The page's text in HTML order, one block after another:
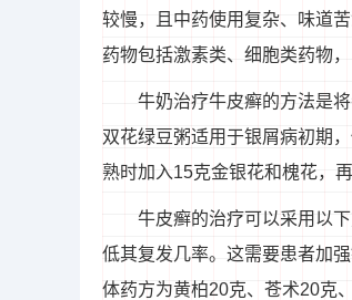
较慢，且中药使用复杂、味道
药物包括激素类、细胞类药物
牛奶治疗牛皮癣的方法是
双花绿豆粥适用于银屑病初期
熟时加入15克金银花和槐花，
牛皮癣的治疗可以采用以
低其复发几率。这需要患者加
体药方为黄柏20克、苍术20克